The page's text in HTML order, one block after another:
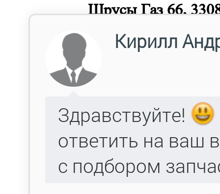
Шрусы Газ 66,